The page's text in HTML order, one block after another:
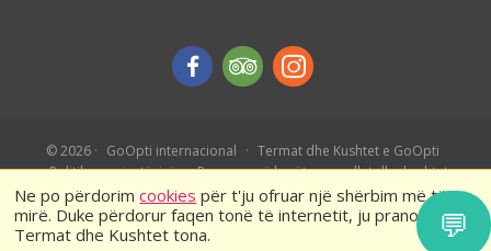
Ne po përdorimcookies për t'ju ofruar një shërbim më të
mirë. Duke përdorur faqen tonë të internetit, ju pranoni
Termat dhe Kushtet tona.
© 2026 GoOpti internacional
Termat dhe Kushtet e GoOpti
Politika e privatësisë
Rezervo më herët – rregullat dhe kushtet
💬